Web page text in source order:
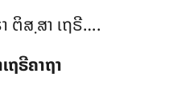
ສ຺ສາ ເຖຣີ….
ຖຣີຄາຖາ